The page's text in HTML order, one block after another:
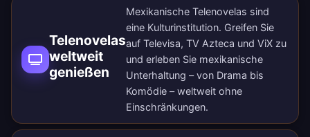
Telenovelas
weltweit
genießen
Mexikanische Telenovelas sind
eine Kulturinstitution. Greifen Sie
auf Televisa, TV Azteca und ViX zu
und erleben Sie mexikanische
Unterhaltung – von Drama bis
Komödie – weltweit ohne
Einschränkungen.